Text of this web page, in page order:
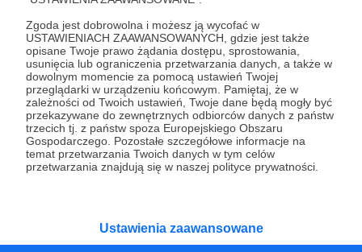
Zgoda jest dobrowolna i możesz ją wycofać w
USTAWIENIACH ZAAWANSOWANYCH, gdzie jest także
opisane Twoje prawo żądania dostępu, sprostowania,
usunięcia lub ograniczenia przetwarzania danych, a także w
dowolnym momencie za pomocą ustawień Twojej
przeglądarki w urządzeniu końcowym. Pamiętaj, że w
zależności od Twoich ustawień, Twoje dane będą mogły być
przekazywane do zewnętrznych odbiorców danych z państw
trzecich tj. z państw spoza Europejskiego Obszaru
Gospodarczego. Pozostałe szczegółowe informacje na
temat przetwarzania Twoich danych w tym celów
przetwarzania znajdują się w naszej polityce prywatności.
Ustawienia zaawansowane
Sieć Obywatelska Watchdog Polska
Zobacz profil autora
Coraz bliżej jawności?